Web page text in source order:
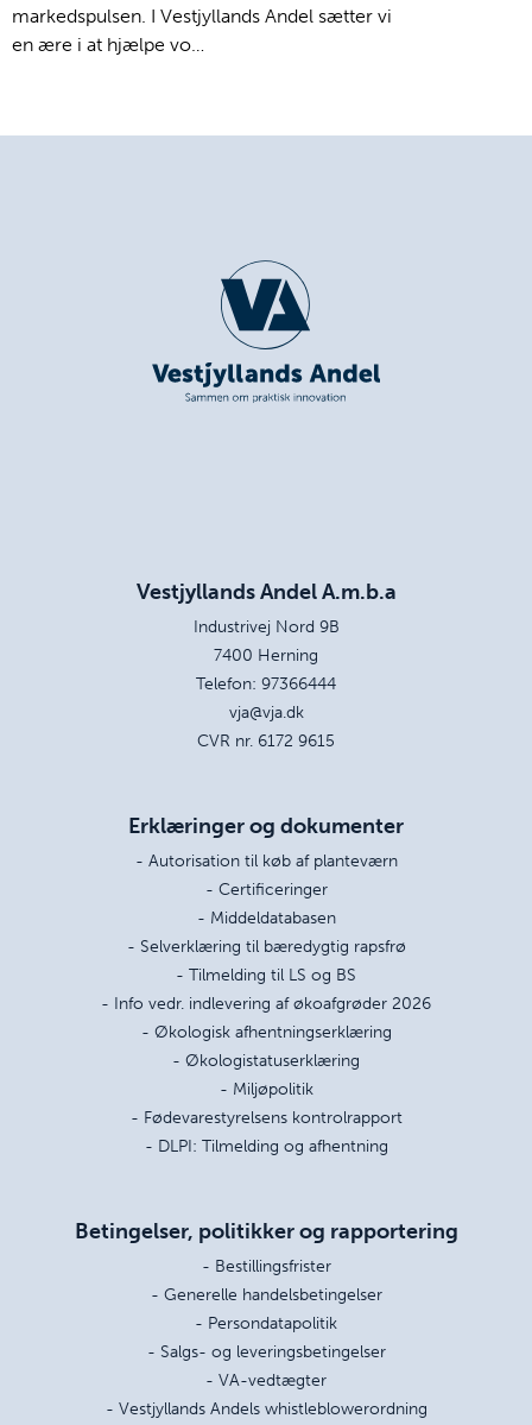
markedspulsen. I Vestjyllands Andel sætter vi
en ære i at hjælpe vo…
Vestjyllands Andel A.m.b.a
Industrivej Nord 9B
7400 Herning
Telefon: 97366444
vja@vja.dk
CVR nr. 6172 9615
Erklæringer og dokumenter
- Autorisation til køb af planteværn
- Certificeringer
- Middeldatabasen
- Selverklæring til bæredygtig rapsfrø
- Tilmelding til LS og BS
- Info vedr. indlevering af økoafgrøder 2026
- Økologisk afhentningserklæring
- Økologistatuserklæring
- Miljøpolitik
- Fødevarestyrelsens kontrolrapport
- DLPI: Tilmelding og afhentning
Betingelser, politikker og rapportering
- Bestillingsfrister
- Generelle handelsbetingelser
- Persondatapolitik
- Salgs- og leveringsbetingelser
- VA-vedtægter
- Vestjyllands Andels whistleblowerordning